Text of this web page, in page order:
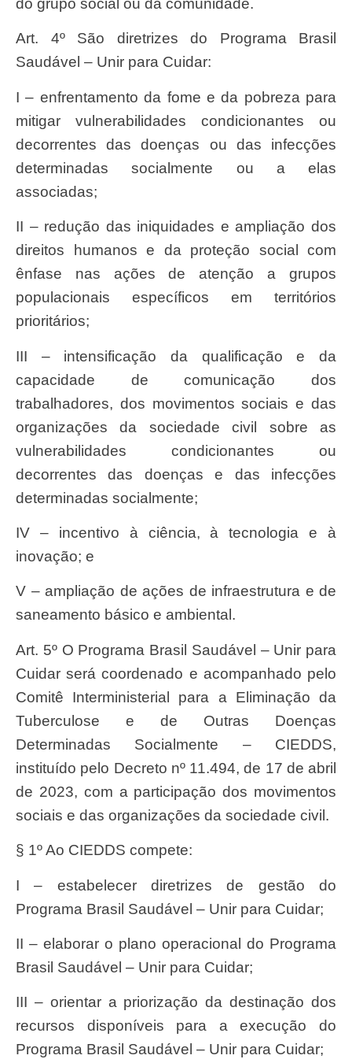
do grupo social ou da comunidade.
Art. 4º São diretrizes do Programa Brasil
Saudável – Unir para Cuidar:
I – enfrentamento da fome e da pobreza para
mitigar vulnerabilidades condicionantes ou
decorrentes das doenças ou das infecções
determinadas socialmente ou a elas
associadas;
II – redução das iniquidades e ampliação dos
direitos humanos e da proteção social com
ênfase nas ações de atenção a grupos
populacionais específicos em territórios
prioritários;
III – intensificação da qualificação e da
capacidade de comunicação dos
trabalhadores, dos movimentos sociais e das
organizações da sociedade civil sobre as
vulnerabilidades condicionantes ou
decorrentes das doenças e das infecções
determinadas socialmente;
IV – incentivo à ciência, à tecnologia e à
inovação; e
V – ampliação de ações de infraestrutura e de
saneamento básico e ambiental.
Art. 5º O Programa Brasil Saudável – Unir para
Cuidar será coordenado e acompanhado pelo
Comitê Interministerial para a Eliminação da
Tuberculose e de Outras Doenças
Determinadas Socialmente – CIEDDS,
instituído pelo Decreto nº 11.494, de 17 de abril
de 2023, com a participação dos movimentos
sociais e das organizações da sociedade civil.
§ 1º Ao CIEDDS compete:
I – estabelecer diretrizes de gestão do
Programa Brasil Saudável – Unir para Cuidar;
II – elaborar o plano operacional do Programa
Brasil Saudável – Unir para Cuidar;
III – orientar a priorização da destinação dos
recursos disponíveis para a execução do
Programa Brasil Saudável – Unir para Cuidar;